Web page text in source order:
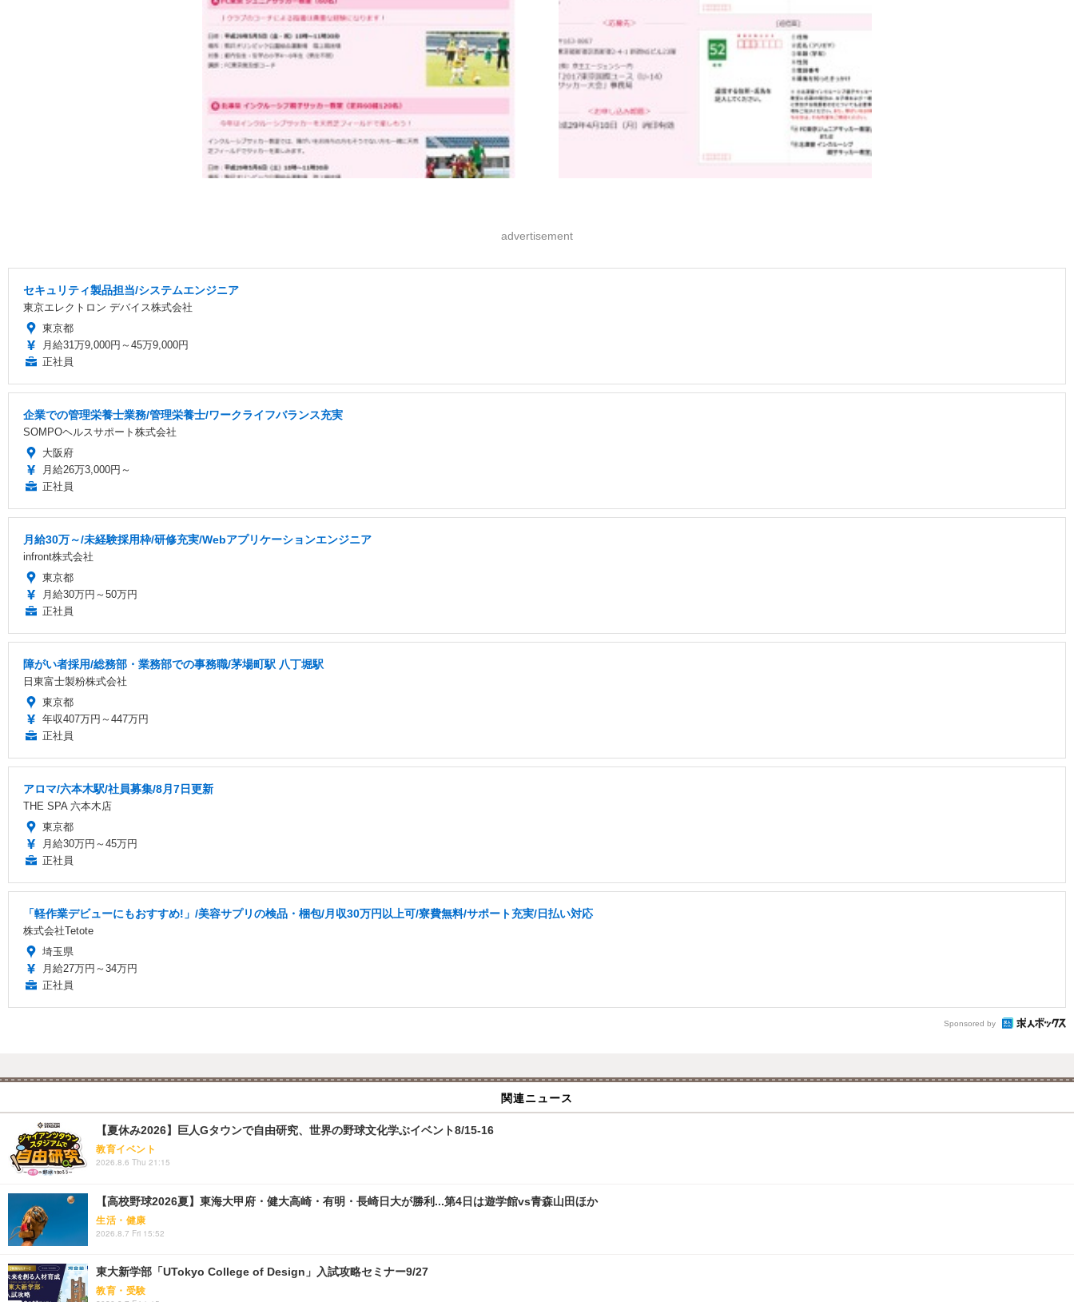
advertisement
セキュリティ製品担当/システムエンジニア
東京エレクトロン デバイス株式会社
東京都
月給31万9,000円～45万9,000円
正社員
企業での管理栄養士業務/管理栄養士/ワークライフバランス充実
SOMPOヘルスサポート株式会社
大阪府
月給26万3,000円～
正社員
月給30万～/未経験採用枠/研修充実/Webアプリケーションエンジニア
infront株式会社
東京都
月給30万円～50万円
正社員
障がい者採用/総務部・業務部での事務職/茅場町駅 八丁堀駅
日東富士製粉株式会社
東京都
年収407万円～447万円
正社員
アロマ/六本木駅/社員募集/8月7日更新
THE SPA 六本木店
東京都
月給30万円～45万円
正社員
「軽作業デビューにもおすすめ!」/美容サプリの検品・梱包/月収30万円以上可/寮費無料/サポート充実/日払い対応
株式会社Tetote
埼玉県
月給27万円～34万円
正社員
Sponsored by
関連ニュース
【夏休み2026】巨人Gタウンで自由研究、世界の野球文化学ぶイベント8/15-16
教育イベント
2026.8.6 Thu 21:15
【高校野球2026夏】東海大甲府・健大高崎・有明・長崎日大が勝利...第4日は遊学館vs青森山田ほか
生活・健康
2026.8.7 Fri 15:52
東大新学部「UTokyo College of Design」入試攻略セミナー9/27
教育・受験